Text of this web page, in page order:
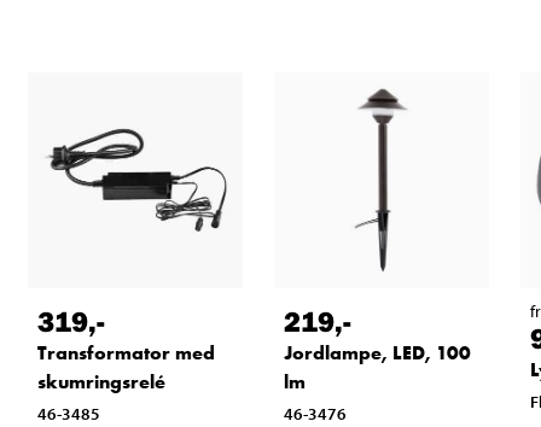
319,-
Transformator med
skumringsrelé
46-3485
219,-
Jordlampe, LED, 100
lm
46-3476